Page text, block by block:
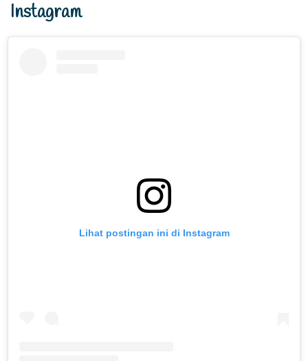
Instagram
Lihat postingan ini di Instagram